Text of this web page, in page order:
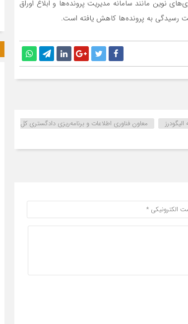
نوین مانند سامانه مدیریت پرونده‌ها و ابلاغ اوراق
رسیدگی به پرونده‌ها کاهش یافته است.
معاون فناوری اطلاعات و برنامه‌ریزی دادگستری کل